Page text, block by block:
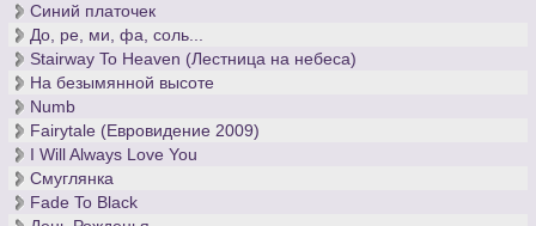
Синий платочек
До, ре, ми, фа, соль...
Stairway To Heaven (Лестница на небеса)
На безымянной высоте
Numb
Fairytale (Евровидение 2009)
I Will Always Love You
Смуглянка
Fade To Black